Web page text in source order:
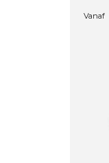
Vanaf